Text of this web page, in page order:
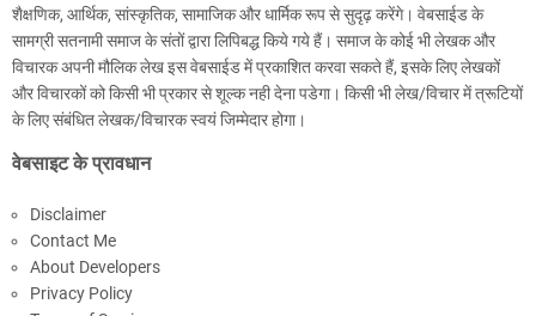
शैक्षणिक, आर्थिक, सांस्कृतिक, सामाजिक और धार्मिक रूप से सुदृढ़ करेंगे। वेबसाईड के
सामग्री सतनामी समाज के संतों द्वारा लिपिबद्ध किये गये हैं। समाज के कोई भी लेखक और
विचारक अपनी मौलिक लेख इस वेबसाईड में प्रकाशित करवा सकते हैं, इसके लिए लेखकों
और विचारकों को किसी भी प्रकार से शूल्क नही देना पडेगा। किसी भी लेख/विचार में त्रूटियों
के लिए संबंधित लेखक/विचारक स्वयं जिम्मेदार होगा।
वेबसाइट के प्रावधान
Disclaimer
Contact Me
About Developers
Privacy Policy